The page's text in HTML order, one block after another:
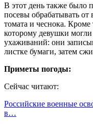
В этот день также было
посевы обрабатывать
томата и чеснока. Кроме
которому девушки
ухаживаний: они
листке бумаги, затем
Приметы погоды:
Сейчас читают:
Российские военные
в…